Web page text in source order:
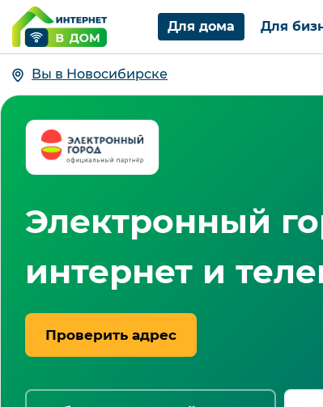
Для дома Для
Вы в Новосибирске
Электронный
интернет и
Проверить адрес